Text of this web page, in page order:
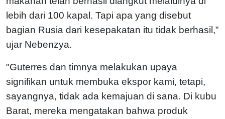
lebih dari 100 kapal. Tapi apa yang disebut
bagian Rusia dari kesepakatan itu tidak berhasil,”
ujar Nebenzya.
"Guterres dan timnya melakukan upaya
signifikan untuk membuka ekspor kami, tetapi,
sayangnya, tidak ada kemajuan di sana. Di kubu
Barat, mereka mengatakan bahwa produk